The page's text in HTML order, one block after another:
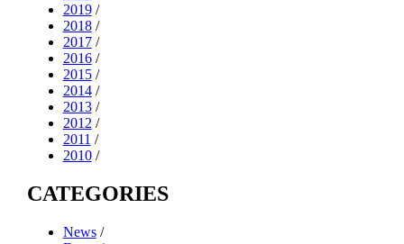
2019/
2018/
2017/
2016/
2015/
2014/
2013/
2012 /
2011 /
2010/
CATEGORIES
News/